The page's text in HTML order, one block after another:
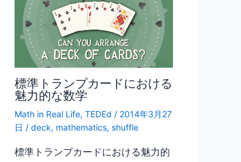
標準トランプカードにおける
魅力的な数学
Math in Real Life, TEDEd / 2014年3月27
日 / deck, mathematics, shuffle
標準トランプカードにおける魅力的